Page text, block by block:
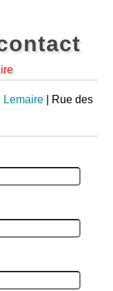
Lemaire | Rue des